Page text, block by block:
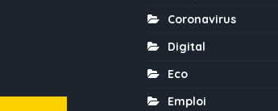
Coronavirus
Digital
Eco
Emploi